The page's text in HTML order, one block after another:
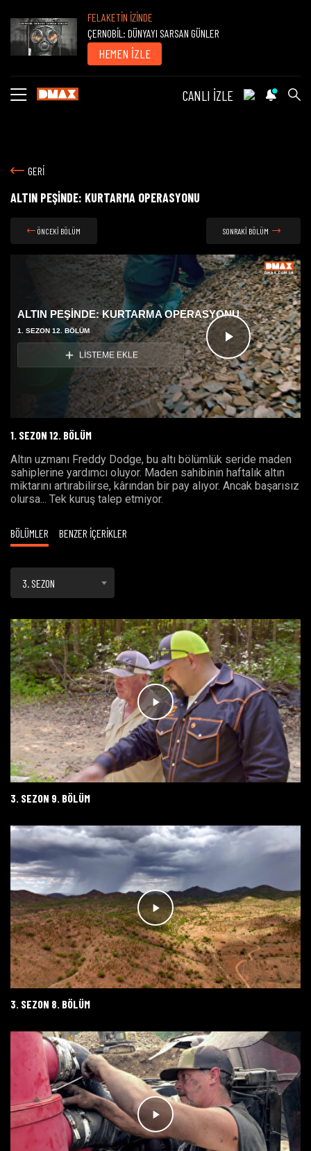
FELAKETİN İZİNDE
ÇERNOBİL: DÜNYAYI SARSAN GÜNLER
HEMEN İZLE
CANLI İZLE
GERİ
ALTIN PEŞİNDE: KURTARMA OPERASYONU
ÖNCEKİ BÖLÜM SONRAKİ BÖLÜM
Videoyu
Oynat
ALTIN PEŞİNDE: KURTARMA OPERASYONU
1. SEZON 12. BÖLÜM
LİSTEME EKLE
1. SEZON 12. BÖLÜM
Altın uzmanı Freddy Dodge, bu altı bölümlük seride maden
sahiplerine yardımcı oluyor. Maden sahibinin haftalık altın
miktarını artırabilirse, kârından bir pay alıyor. Ancak başarısız
olursa... Tek kuruş talep etmiyor.
BÖLÜMLER BENZER İÇERİKLER
3. SEZON
3. SEZON 9. BÖLÜM
3. SEZON 8. BÖLÜM